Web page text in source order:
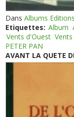
DansAlbums
Etiquettes: Album
Vents d'Ouest
PETER PAN
AVANT LA QUETE